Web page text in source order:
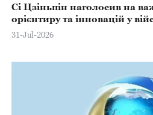
Сі Цзіньпін наголосив на
орієнтиру та інновацій у
31-Jul-2026